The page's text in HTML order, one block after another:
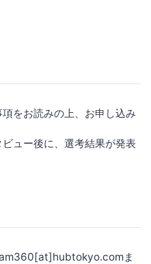
をお読みの上、お申し込み
ュー後に、選考結果が発表
ま